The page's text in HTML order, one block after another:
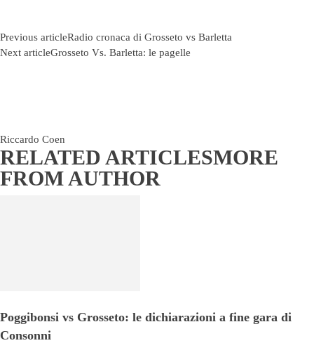
Previous articleRadio cronaca di Grosseto vs Barletta
Next articleGrosseto Vs. Barletta: le pagelle
Riccardo Coen
RELATED ARTICLESMORE
FROM AUTHOR
Poggibonsi vs Grosseto: le dichiarazioni a fine gara di
Consonni